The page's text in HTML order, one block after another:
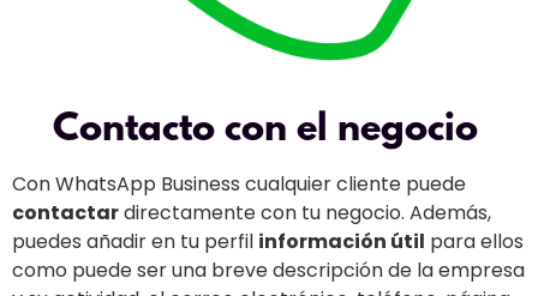
Contacto con el negocio
Con WhatsApp Business cualquier cliente puede
contactardirectamente con tu negocio. Además,
puedes añadir en tu perfil información útil para ellos
como puede ser una breve descripción de la empresa